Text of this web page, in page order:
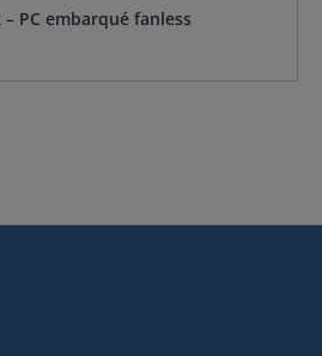
PC embarqué fanless